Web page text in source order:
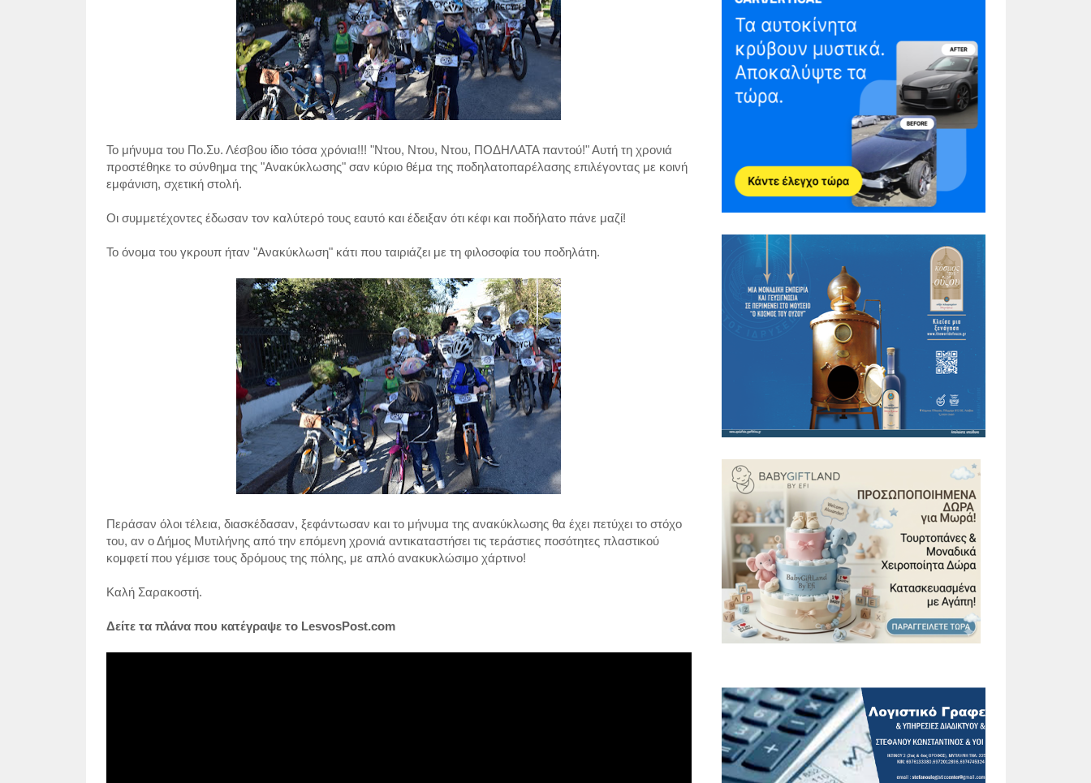
Το μήνυμα του Πο.Συ. Λέσβου ίδιο τόσα χρόνια!!! "Ντου, Ντου, Ντου, ΠΟΔΗΛΑΤΑ παντού!" Αυτή τη χρονιά
προστέθηκε το σύνθημα της "Ανακύκλωσης" σαν κύριο θέμα της ποδηλατοπαρέλασης επιλέγοντας με κοινή
εμφάνιση, σχετική στολή.
Οι συμμετέχοντες έδωσαν τον καλύτερό τους εαυτό και έδειξαν ότι κέφι και ποδήλατο πάνε μαζί!
Το όνομα του γκρουπ ήταν "Ανακύκλωση" κάτι που ταιριάζει με τη φιλοσοφία του ποδηλάτη.
Περάσαν όλοι τέλεια, διασκέδασαν, ξεφάντωσαν και το μήνυμα της ανακύκλωσης θα έχει πετύχει το στόχο
του, αν ο Δήμος Μυτιλήνης από την επόμενη χρονιά αντικαταστήσει τις τεράστιες ποσότητες πλαστικού
κομφετί που γέμισε τους δρόμους της πόλης, με απλό ανακυκλώσιμο χάρτινο!
Καλή Σαρακοστή.
Δείτε τα πλάνα που κατέγραψε το LesvosPost.com